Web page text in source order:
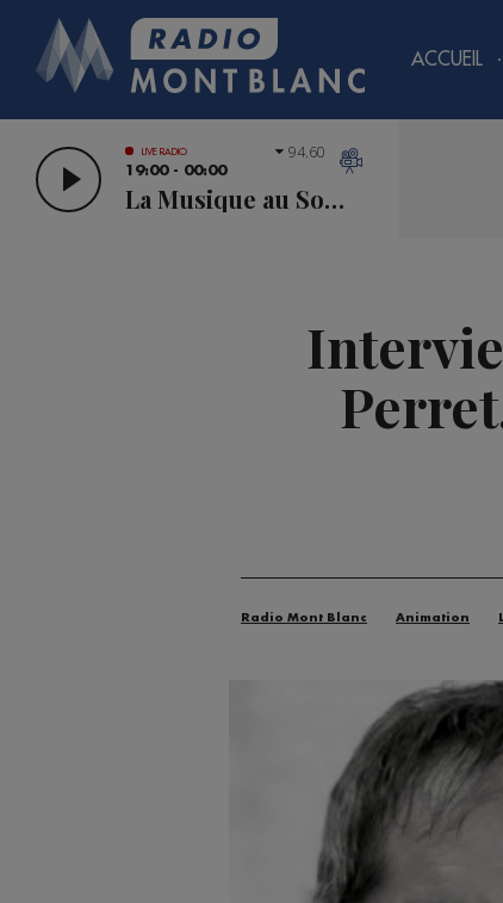
ACCUEIL
LIVE RADIO
19:00 - 00:00
La Musique au Sommet
94.60
Radio Mont Blanc Animation